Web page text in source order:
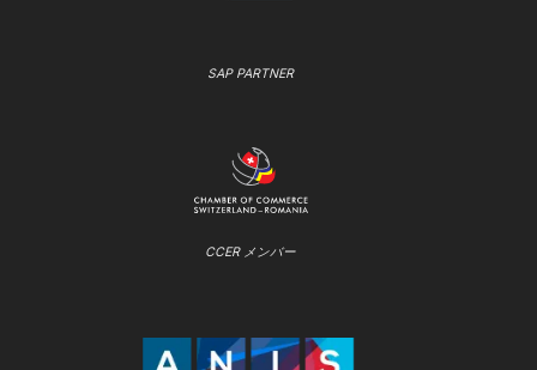
SAP PARTNER
CCER メンバー